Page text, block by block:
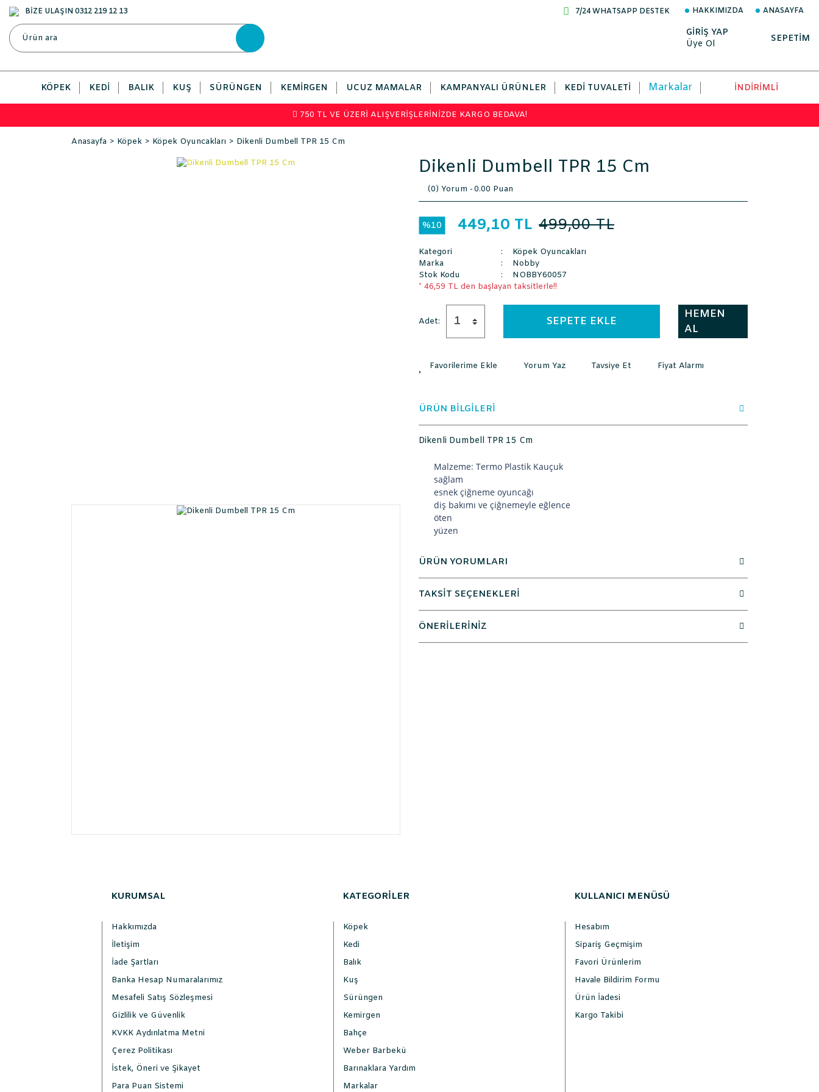
BİZE ULAŞIN 0312 219 12 13 7/24 WHATSAPP DESTEK HAKKIMIZDA ANASAYFA
GİRİŞ YAP
Üye Ol
SEPETİM
KÖPEK KEDI BALIK KUŞ SÜRÜNGEN KEMIRGEN UCUZ MAMALAR KAMPANYALI ÜRÜNLER KEDI TUVALETI Markalar İNDİRİMLİ
750 TL VE ÜZERİ ALIŞVERİŞLERİNİZDE KARGO BEDAVA!
Anasayfa Köpek Köpek Oyuncakları Dikenli Dumbell TPR 15 Cm
Dikenli Dumbell TPR 15 Cm
(0) Yorum -0.00 Puan
%10 449,10 TL 499,00 TL
Kategori
Köpek Oyuncakları
Marka
Nobby
Stok Kodu
NOBBY60057
* 46,59 TL den başlayan taksitlerle!!
Adet: SEPETE EKLE
HEMEN
AL
Yorum Yaz Tavsiye Et Fiyat Alarmı
ÜRÜN BİLGİLERİ
Dikenli Dumbell TPR 15 Cm
Malzeme: Termo Plastik Kauçuk
sağlam
esnek çiğneme oyuncağı
diş bakımı ve çiğnemeyle eğlence
öten
yüzen
ÜRÜN YORUMLARI
TAKSİT SEÇENEKLERİ
ÖNERİLERİNİZ
KURUMSAL
Hakkımızda
İletişim
İade Şartları
Banka Hesap Numaralarımız
Mesafeli Satış Sözleşmesi
Gizlilik ve Güvenlik
KVKK Aydınlatma Metni
Çerez Politikası
İstek, Öneri ve Şikayet
Para Puan Sistemi
KATEGORİLER
Köpek
Kedi
Balık
Kuş
Sürüngen
Kemirgen
Bahçe
Weber Barbekü
Barınaklara Yardım
Markalar
KULLANICI MENÜSÜ
Hesabım
Sipariş Geçmişim
Favori Ürünlerim
Havale Bildirim Formu
Ürün İadesi
Kargo Takibi